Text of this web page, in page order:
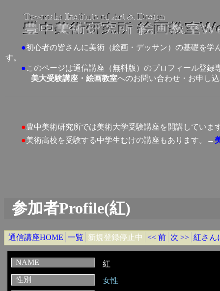
●初心者の皆さんに美術（絵画・デッサン）の基礎を
す。
●このページは通信講座（無料版）のプロフィール登録
美大受験講座・絵画教室へのお問い合わせ・お申し
●豊中美術研究所では美術大学受験講座を開講していま
●美術高校を受験する中学生むけの講座もあります。→
参加者Profile(紅)
通信講座HOME 一覧 新規登録停止中 << 前 次 >> 紅さん
NAME
紅
性別
女性